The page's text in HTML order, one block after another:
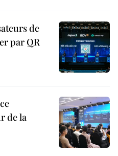
de
par QR
de la